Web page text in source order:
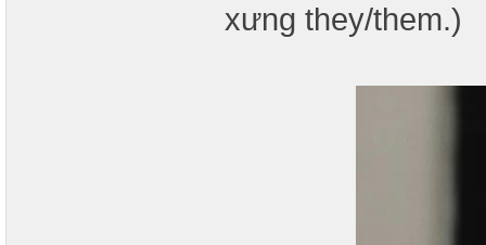
xưng they/them.)